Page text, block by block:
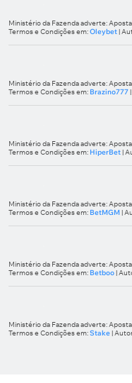
Ministério da Fazenda adverte:
Termos e Condições em:Oleybet|
Ministério da Fazenda adverte:
Termos e Condições em: Brazino777
Ministério da Fazenda adverte:
Termos e Condições em: HiperBet|
Ministério da Fazenda adverte:
Termos e Condições em: BetMGM|
Ministério da Fazenda adverte:
Termos e Condições em: Betboo|
Ministério da Fazenda adverte:
Termos e Condições em:Stake|